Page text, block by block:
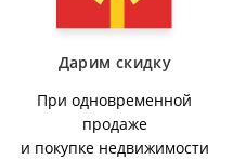
Дарим скидку
При одновременной
продаже
и покупке недвижимости